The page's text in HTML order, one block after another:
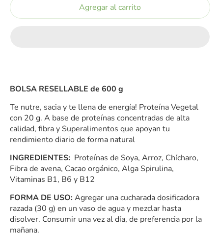
Agregar al carrito
BOLSA RESELLABLE de 600 g
Te nutre, sacia y te llena de energía! Proteína Vegetal
con 20 g. A base de proteínas concentradas de alta
calidad, fibra y Superalimentos que apoyan tu
rendimiento diario de forma natural
INGREDIENTES: Proteínas de Soya, Arroz, Chícharo,
Fibra de avena, Cacao orgánico, Alga Spirulina,
Vitaminas B1, B6 y B12
FORMA DE USO:Agregar una cucharada dosificadora
razada (30 g) en un vaso de agua y mezclar hasta
disolver. Consumir una vez al día, de preferencia por la
mañana.